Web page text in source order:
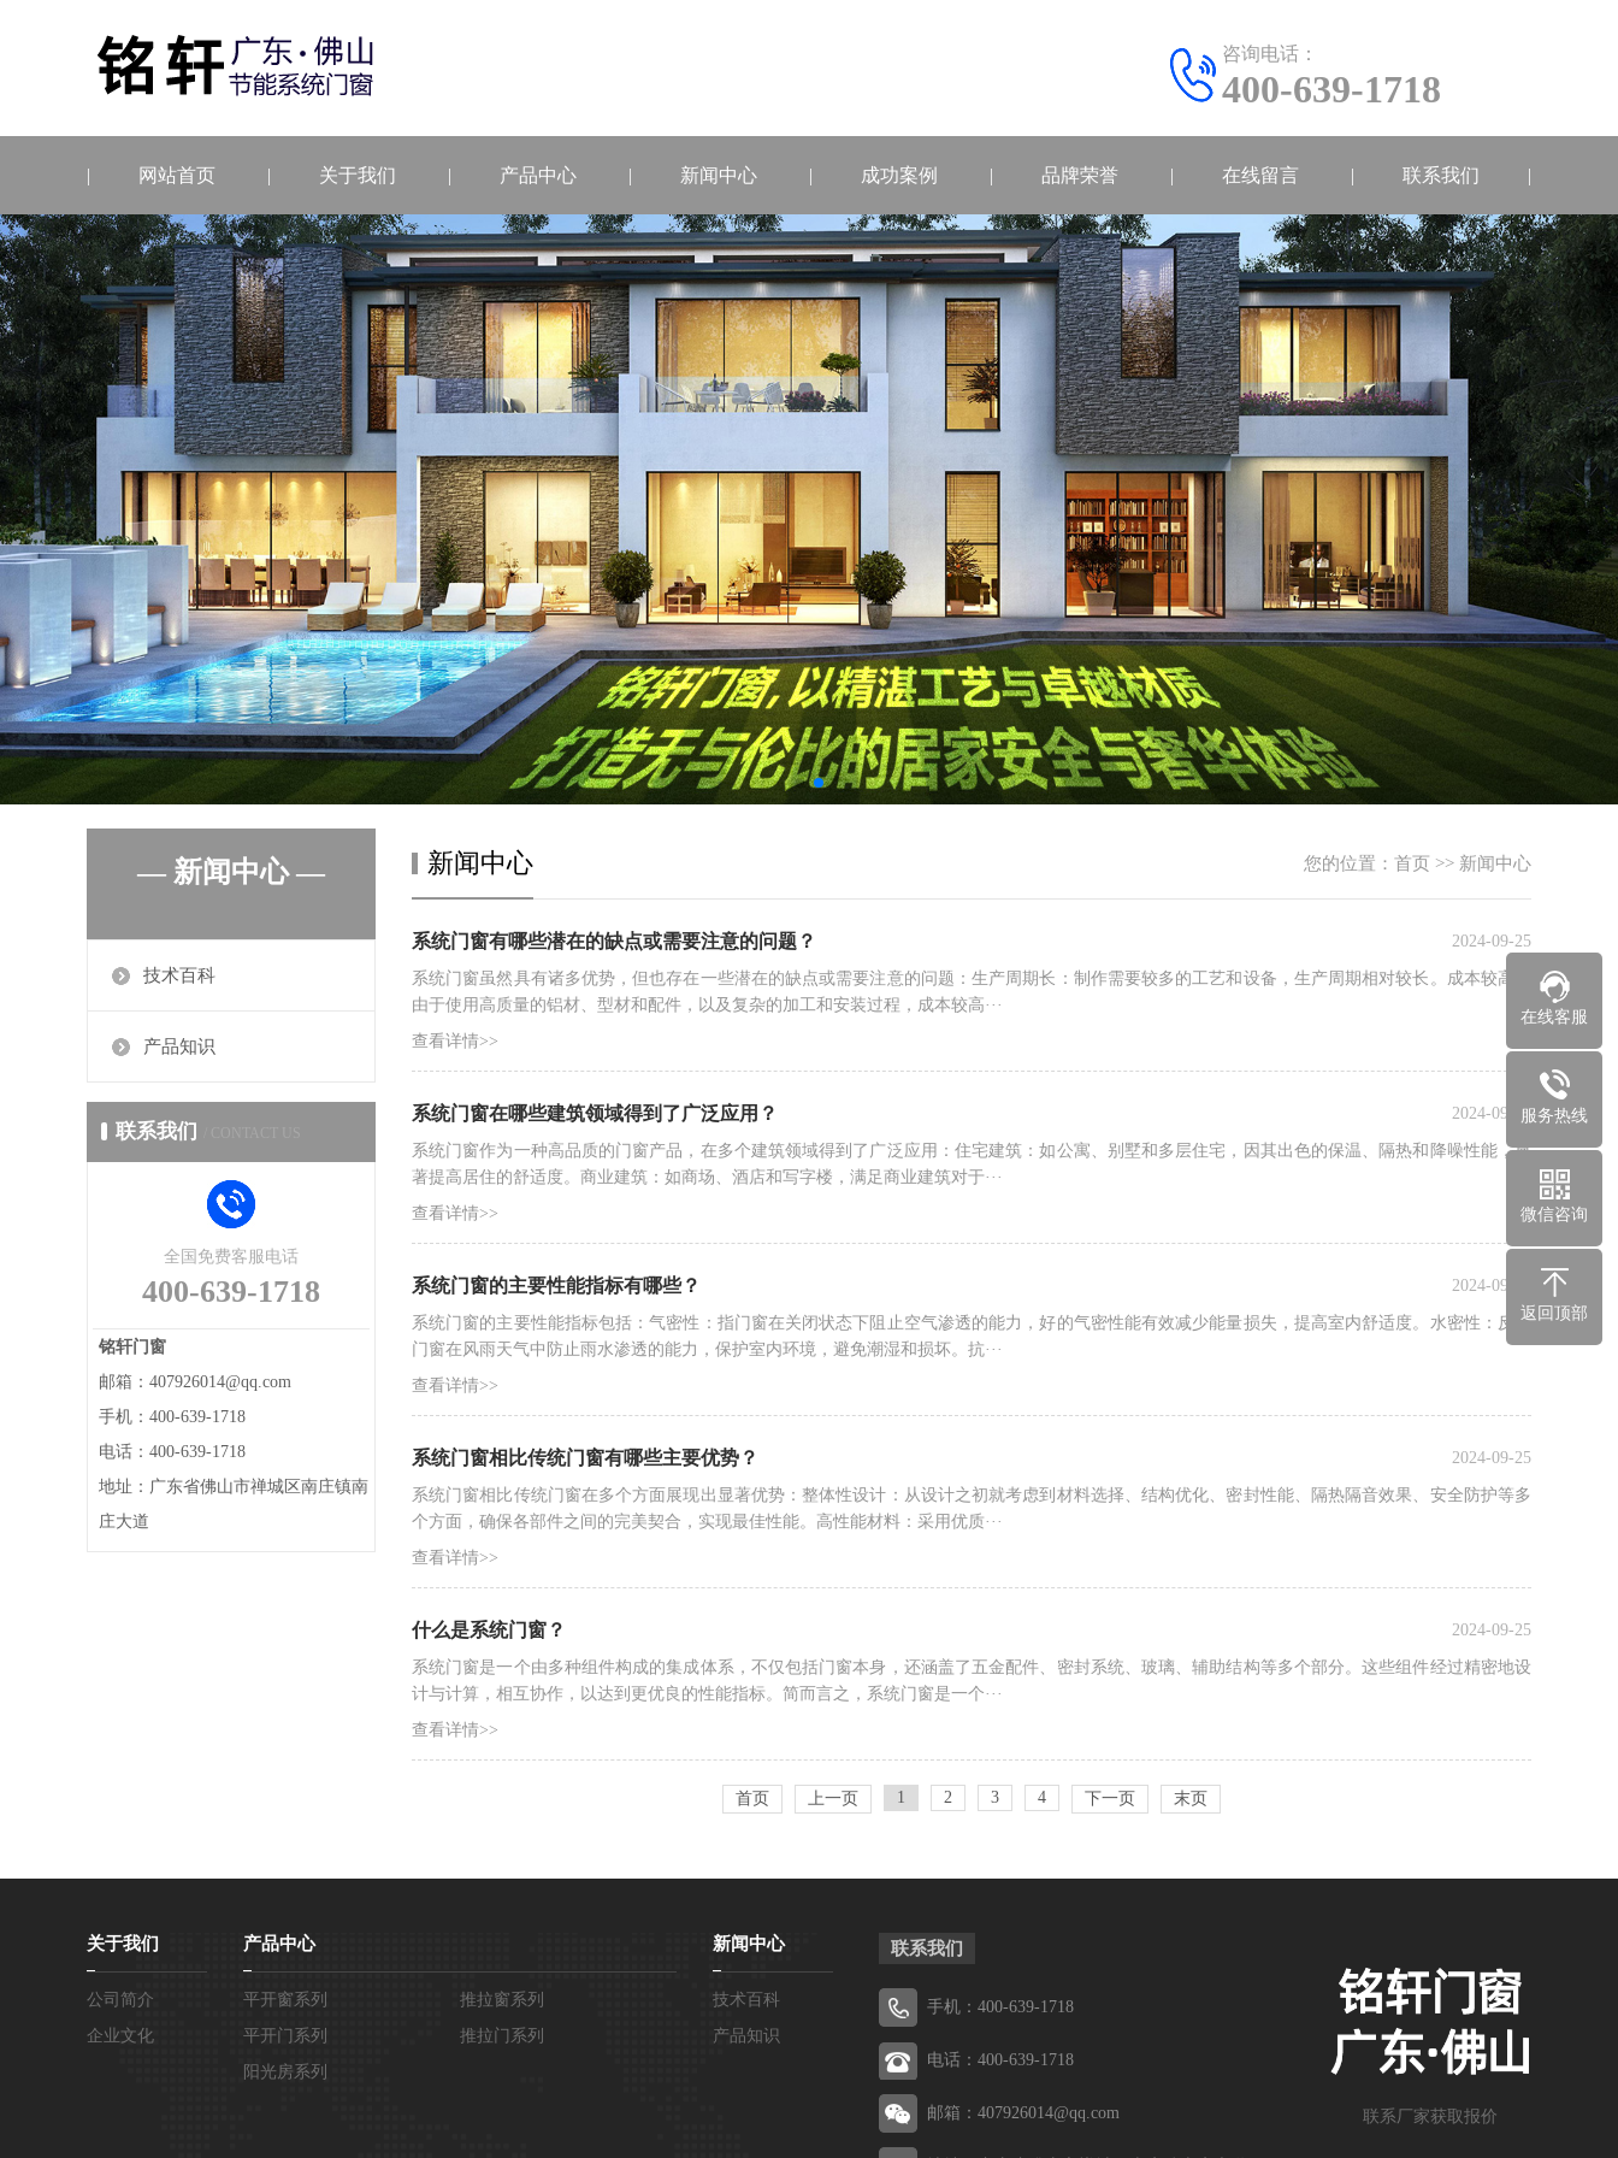
咨询电话：
400-639-1718
网站首页 关于我们 产品中心 新闻中心 成功案例 品牌荣誉 在线留言 联系我们
— 新闻中心 —
技术百科
产品知识
联系我们
全国免费客服电话
400-639-1718
铭轩门窗
邮箱：407926014@qq.com
手机：400-639-1718
电话：400-639-1718
地址：广东省佛山市禅城区南庄镇南
庄大道
您的位置： 首页 >> 新闻中心
新闻中心
2024-09-25
系统门窗有哪些潜在的缺点或需要注意的问题？
系统门窗虽然具有诸多优势，但也存在一些潜在的缺点或需要注意的问题：生产周期长：制作需要较多的工艺和设备，生产周期相对较长。成本较高：
由于使用高质量的铝材、型材和配件，以及复杂的加工和安装过程，成本较高···
查看详情>>
2024-09-25
系统门窗在哪些建筑领域得到了广泛应用？
系统门窗作为一种高品质的门窗产品，在多个建筑领域得到了广泛应用：住宅建筑：如公寓、别墅和多层住宅，因其出色的保温、隔热和降噪性能，显
著提高居住的舒适度。商业建筑：如商场、酒店和写字楼，满足商业建筑对于···
查看详情>>
2024-09-25
系统门窗的主要性能指标有哪些？
系统门窗的主要性能指标包括：气密性：指门窗在关闭状态下阻止空气渗透的能力，好的气密性能有效减少能量损失，提高室内舒适度。水密性：反映
门窗在风雨天气中防止雨水渗透的能力，保护室内环境，避免潮湿和损坏。抗···
查看详情>>
2024-09-25
系统门窗相比传统门窗有哪些主要优势？
系统门窗相比传统门窗在多个方面展现出显著优势：整体性设计：从设计之初就考虑到材料选择、结构优化、密封性能、隔热隔音效果、安全防护等多
个方面，确保各部件之间的完美契合，实现最佳性能。高性能材料：采用优质···
查看详情>>
2024-09-25
什么是系统门窗？
系统门窗是一个由多种组件构成的集成体系，不仅包括门窗本身，还涵盖了五金配件、密封系统、玻璃、辅助结构等多个部分。这些组件经过精密地设
计与计算，相互协作，以达到更优良的性能指标。简而言之，系统门窗是一个···
查看详情>>
首页 上一页 1 2 3 4 下一页 末页
关于我们
公司简介
企业文化
产品中心
平开窗系列
推拉窗系列
平开门系列
推拉门系列
阳光房系列
新闻中心
技术百科
产品知识
联系厂家获取报价
联系我们
手机：400-639-1718
电话：400-639-1718
邮箱：407926014@qq.com
在线客服
服务热线
微信咨询
返回顶部